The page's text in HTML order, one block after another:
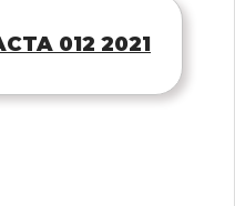
012 2021